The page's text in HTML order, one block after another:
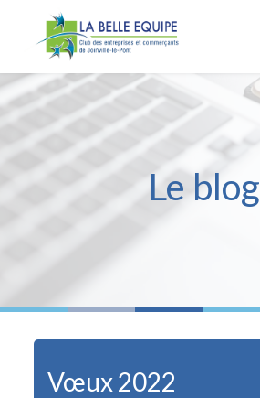
Le blog
Vœux 2022
Panneau de gestion des cookies